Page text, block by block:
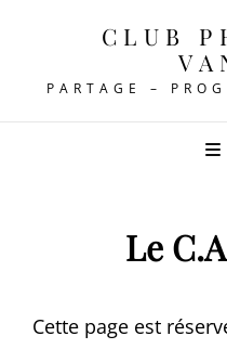
CLUB
PARTAGE –
Le
Cette page est